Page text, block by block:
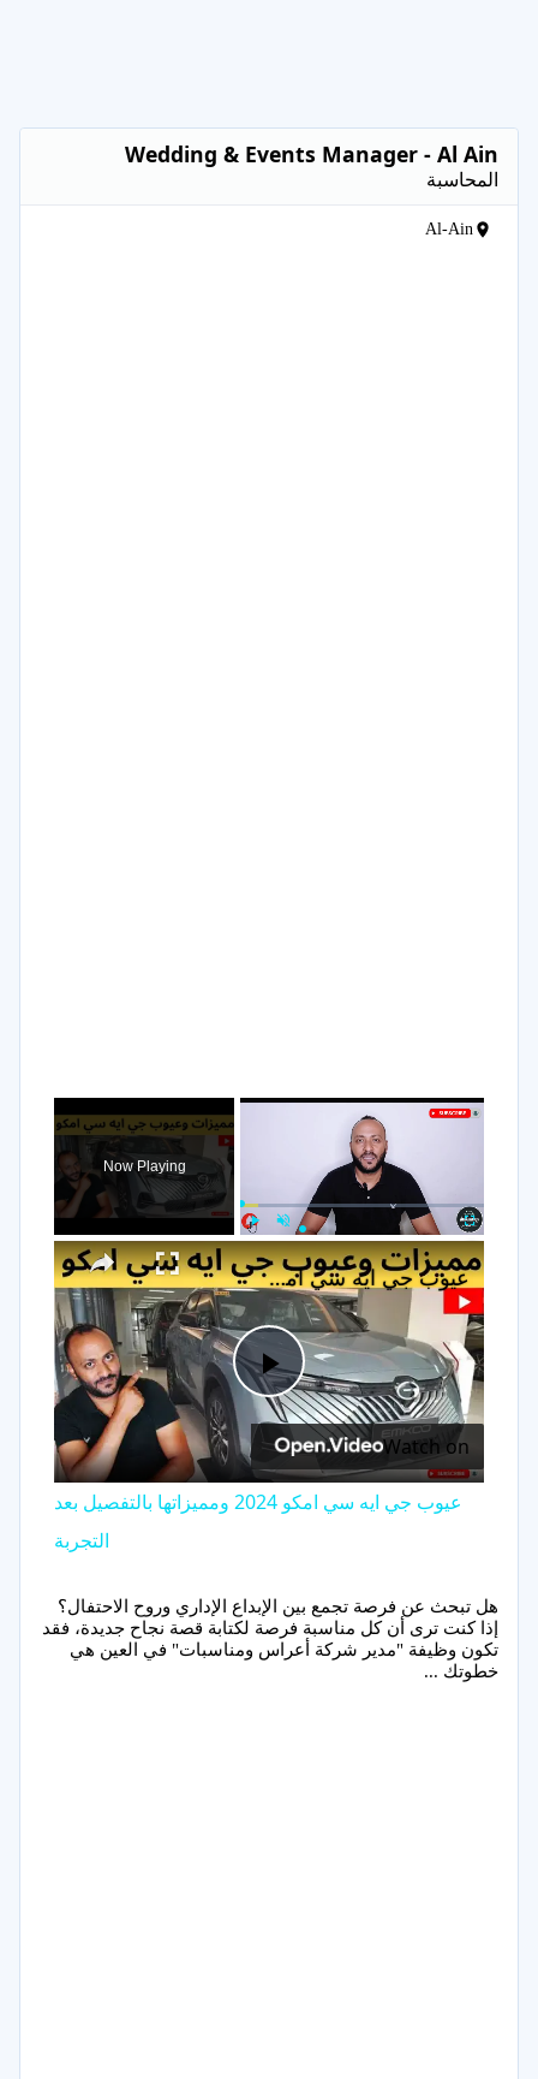
Wedding & Events Manager - Al Ain
المحاسبة
Al-Ain
×
Now Playing
×
Play
Video
عيوب جي ايه سي امكو 2024 ومميزاتها بالتفصيل بعد التجربة
Watch on
عيوب جي ايه سي امكو 2024 ومميزاتها بالتفصيل بعد
التجربة
هل تبحث عن فرصة تجمع بين الإبداع الإداري وروح الاحتفال؟
إذا كنت ترى أن كل مناسبة فرصة لكتابة قصة نجاح جديدة، فقد
تكون وظيفة "مدير شركة أعراس ومناسبات" في العين هي
خطوتك ...